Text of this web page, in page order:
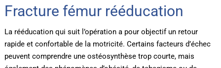
Fracture fémur rééducation
La rééducation qui suit l’opération a pour objectif un retour
rapide et confortable de la motricité. Certains facteurs d’échec
peuvent comprendre une ostéosynthèse trop courte, mais